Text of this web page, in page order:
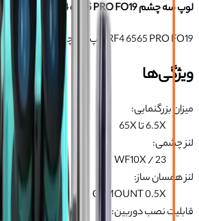
لوپ سه چشم RF4 6565 PRO FO19
لوپ سه چشم RF4 6565 PRO FO19
برند: آر اف فور
ویژگی‌ها
میزان بزرگنمایی:
6.5X تا 65X
لنز چشمی:
WF10X / 23
لنز همسان ساز:
C-MOUNT 0.5X
قابلیت نصب دوربین: